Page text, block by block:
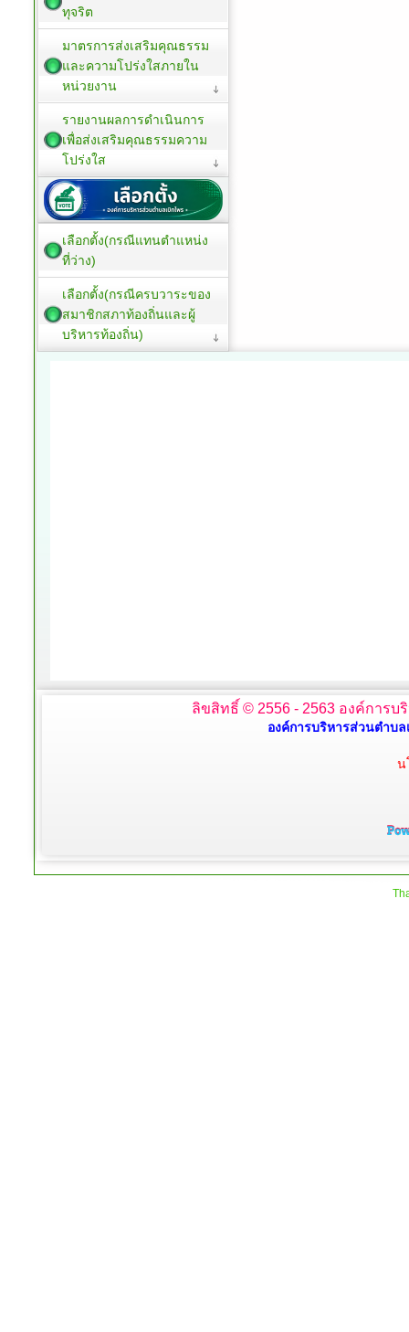
ทุจริต
มาตรการส่งเสริมคุณธรรม
และความโปร่งใสภายใน
หน่วยงาน
รายงานผลการดำเนินการ
เพื่อส่งเสริมคุณธรรมความ
โปร่งใส
เลือกตั้ง(กรณีแทนตำแหน่ง
ที่ว่าง)
เลือกตั้ง(กรณีครบวาระของ
สมาชิกสภาท้องถิ่นและผู้
บริหารท้องถิ่น)
ลิขสิทธิ์ © 2556 - 2563 องค์การบ
องค์การบริหารส่วนตำบล
น